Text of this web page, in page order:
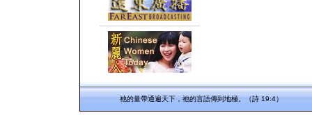
祂的量帶通遍天下，祂的言語傳到地極。（詩 19:4）